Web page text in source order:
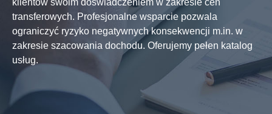
klientów swoim doświadczeniem w zakresie cen
transferowych. Profesjonalne wsparcie pozwala
ograniczyć ryzyko negatywnych konsekwencji m.in. w
zakresie szacowania dochodu. Oferujemy pełen katalog
usług.